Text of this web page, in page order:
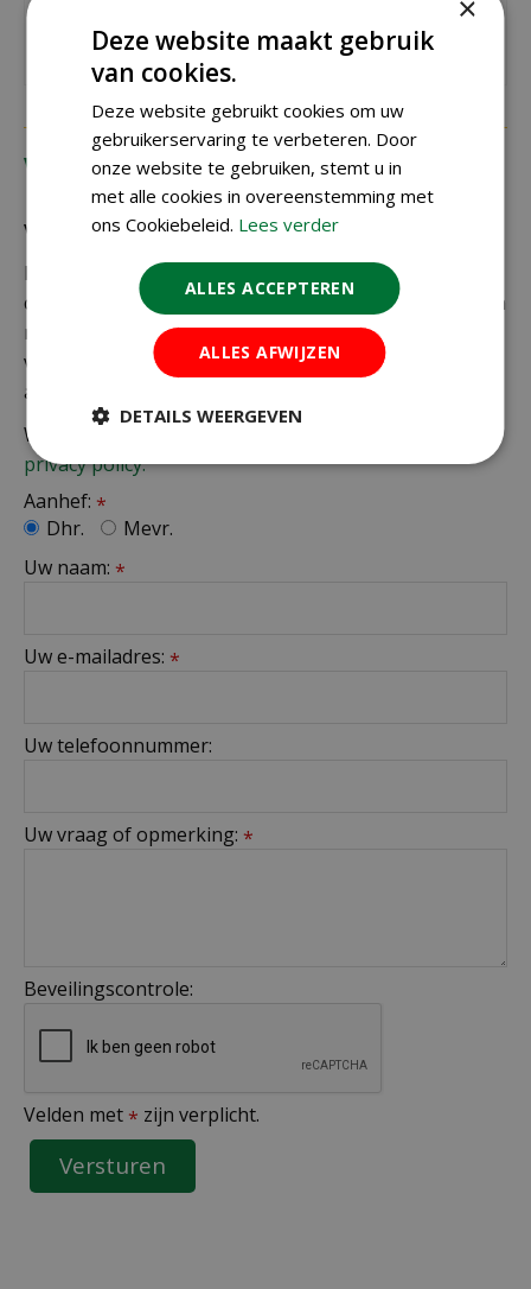
De beste voegenborstel ever. Voegen reinigen is
gewoonweg een feest!
Vragen?
Vragen?
Heeft u een vraag over dit product neem dan gerust
contact met ons op, wij zijn telefonisch bereikbaar van
maandag tot en met zaterdag van 9:00 tot 17:00 uur.
vragen via de e-mail beantwoorden wij op werkdagen
altijd zo snel mogelijk.
Wij slaan uw gegevens secuur op conform onze
privacy policy.
Aanhef: *
Dhr.
Mevr.
Uw naam: *
Uw e-mailadres: *
Uw telefoonnummer:
Uw vraag of opmerking: *
Beveilingscontrole:
Velden met * zijn verplicht.
×
Deze website maakt gebruik
van cookies.
Deze website gebruikt cookies om uw
gebruikerservaring te verbeteren. Door
onze website te gebruiken, stemt u in
met alle cookies in overeenstemming met
ons Cookiebeleid. Lees verder
ALLES ACCEPTEREN
ALLES AFWIJZEN
DETAILS WEERGEVEN